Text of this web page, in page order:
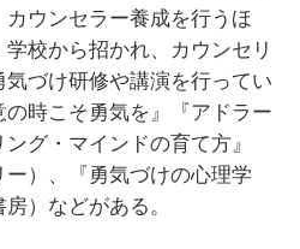
ウンセラー養成を行うほ
校から招かれ、カウンセリ
づけ研修や講演を行ってい
時こそ勇気を』『アドラー
グ・マインドの育て方』
ー）、『勇気づけの心理学
）などがある。